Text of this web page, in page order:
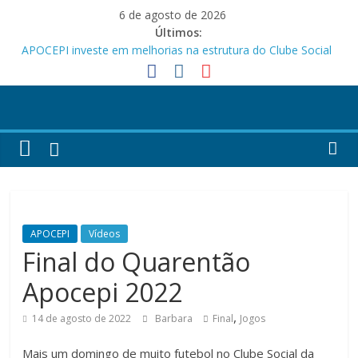
6 de agosto de 2026
Últimos:
APOCEPI investe em melhorias na estrutura do Clube Social
Festa dos Pais e das Mães da APOCEPI
APOCEPI conquista a primeira vitória no Campeonato 50tão!
APOCEPI Vídeos
Final do Quarentão
Apocepi 2022
14 de agosto de 2022 Barbara Final, Jogos
Mais um domingo de muito futebol no Clube Social da